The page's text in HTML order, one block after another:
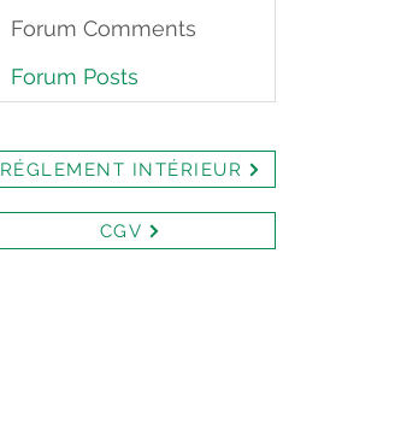
Forum Comments
Forum Posts
RÉGLEMENT INTÉRIEUR
CGV